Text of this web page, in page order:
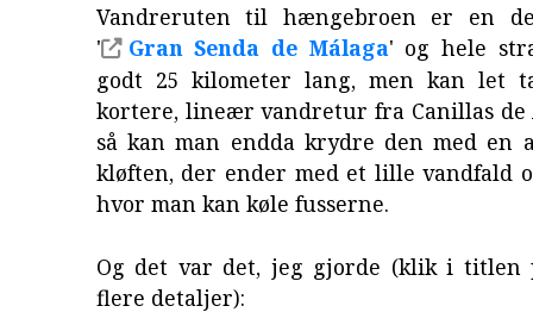
Vandreruten til hængebroen er en
'
Gran Senda de Málaga' og hele
godt 25 kilometer lang, men kan let
kortere, lineær vandretur fra Canillas de
så kan man endda krydre den med en
kløften, der ender med et lille vandfald
hvor man kan køle fusserne.
Og det var det, jeg gjorde (klik i titlen
flere detaljer):